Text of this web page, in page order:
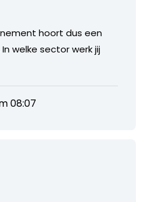
hoort dus een
welke sector werk jij
08:07